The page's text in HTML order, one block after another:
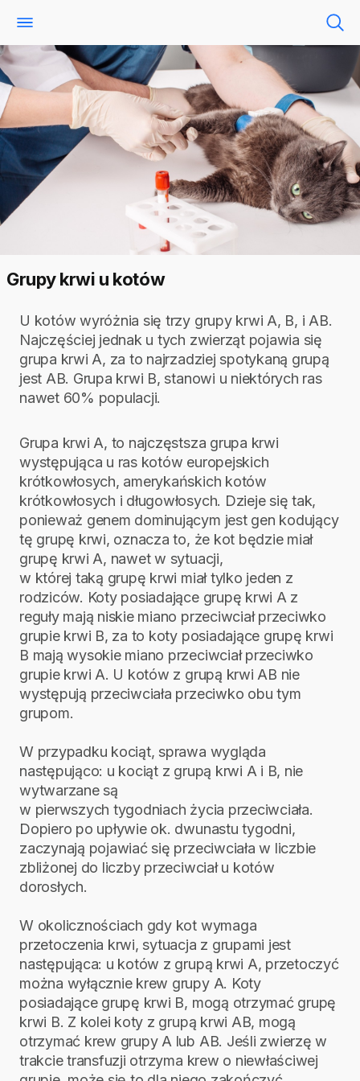
Grupy krwi u kotów
U kotów wyróżnia się trzy grupy krwi A, B, i AB.
Najczęściej jednak u tych zwierząt pojawia się
grupa krwi A, za to najrzadziej spotykaną grupą
jest AB. Grupa krwi B, stanowi u niektórych ras
nawet 60% populacji.
Grupa krwi A, to najczęstsza grupa krwi
występująca u ras kotów europejskich
krótkowłosych, amerykańskich kotów
krótkowłosych i długowłosych. Dzieje się tak,
ponieważ genem dominującym jest gen kodujący
tę grupę krwi, oznacza to, że kot będzie miał
grupę krwi A, nawet w sytuacji,
w której taką grupę krwi miał tylko jeden z
rodziców. Koty posiadające grupę krwi A z
reguły mają niskie miano przeciwciał przeciwko
grupie krwi B, za to koty posiadające grupę krwi
B mają wysokie miano przeciwciał przeciwko
grupie krwi A. U kotów z grupą krwi AB nie
występują przeciwciała przeciwko obu tym
grupom.
W przypadku kociąt, sprawa wygląda
następująco: u kociąt z grupą krwi A i B, nie
wytwarzane są
w pierwszych tygodniach życia przeciwciała.
Dopiero po upływie ok. dwunastu tygodni,
zaczynają pojawiać się przeciwciała w liczbie
zbliżonej do liczby przeciwciał u kotów
dorosłych.
W okolicznościach gdy kot wymaga
przetoczenia krwi, sytuacja z grupami jest
następująca: u kotów z grupą krwi A, przetoczyć
można wyłącznie krew grupy A. Koty
posiadające grupę krwi B, mogą otrzymać grupę
krwi B. Z kolei koty z grupą krwi AB, mogą
otrzymać krew grupy A lub AB. Jeśli zwierzę w
trakcie transfuzji otrzyma krew o niewłaściwej